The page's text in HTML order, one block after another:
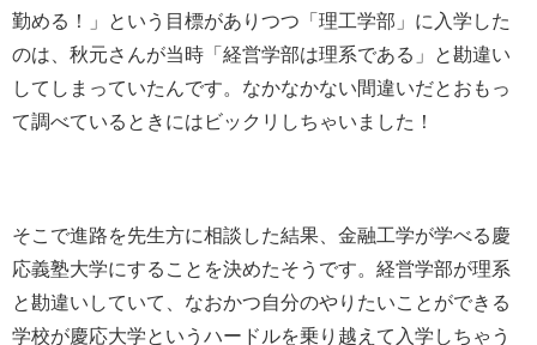
勤める！」という目標がありつつ「理工学部」に入学した
のは、秋元さんが当時「経営学部は理系である」と勘違い
してしまっていたんです。なかなかない間違いだとおもっ
て調べているときにはビックリしちゃいました！
そこで進路を先生方に相談した結果、金融工学が学べる慶
応義塾大学にすることを決めたそうです。経営学部が理系
と勘違いしていて、なおかつ自分のやりたいことができる
学校が慶応大学というハードルを乗り越えて入学しちゃう